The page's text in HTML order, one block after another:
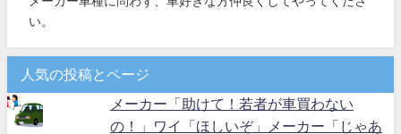
い。
人気の投稿とページ
メーカー「助けて！若者が車買わない
の！」ワイ「ほしいぞ」メーカー「じゃあ